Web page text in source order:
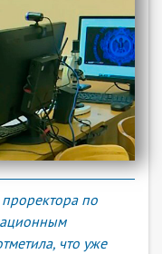
по
что уже